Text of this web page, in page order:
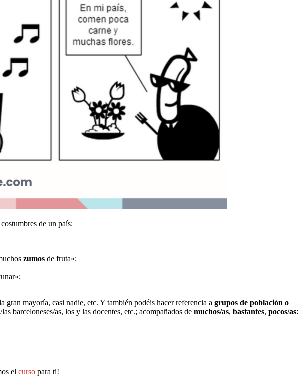
de un país:
zumos de fruta»;
»;
gran mayoría, casi nadie, etc. Y también podéis hacer referencia a grupos de población o
barceloneses/as, los y las docentes, etc.; acompañados de muchos/as, bastantes, pocos/as:
el curso para ti!